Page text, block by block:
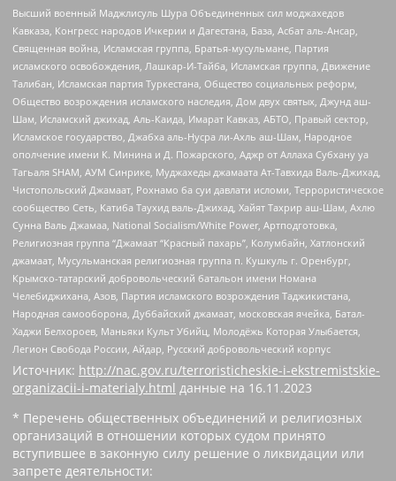
Высший военный Маджлисуль Шура Объединенных сил моджахедов
Кавказа, Конгресс народов Ичкерии и Дагестана, База, Асбат аль-Ансар,
Священная война, Исламская группа, Братья-мусульмане, Партия
исламского освобождения, Лашкар-И-Тайба, Исламская группа, Движение
Талибан, Исламская партия Туркестана, Общество социальных реформ,
Общество возрождения исламского наследия, Дом двух святых, Джунд аш-
Шам, Исламский джихад, Аль-Каида, Имарат Кавказ, АБТО, Правый сектор,
Исламское государство, Джабха аль-Нусра ли-Ахль аш-Шам, Народное
ополчение имени К. Минина и Д. Пожарского, Аджр от Аллаха Субхану уа
Тагьаля SHAM, АУМ Синрике, Муджахеды джамаата Ат-Тавхида Валь-Джихад,
Чистопольский Джамаат, Рохнамо ба суи давлати исломи, Террористическое
сообщество Сеть, Катиба Таухид валь-Джихад, Хайят Тахрир аш-Шам, Ахлю
Сунна Валь Джамаа, National Socialism/White Power, Артподготовка,
Религиозная группа “Джамаат “Красный пахарь”, Колумбайн, Хатлонский
джамаат, Мусульманская религиозная группа п. Кушкуль г. Оренбург,
Крымско-татарский добровольческий батальон имени Номана
Челебиджихана, Азов, Партия исламского возрождения Таджикистана,
Народная самооборона, Дуббайский джамаат, московская ячейка, Батал-
Хаджи Белхороев, Маньяки Культ Убийц, Молодёжь Которая Улыбается,
Легион Свобода России, Айдар, Русский добровольческий корпус
Источник: http://nac.gov.ru/terroristicheskie-i-ekstremistskie-
organizacii-i-materialy.html данные на 16.11.2023
* Перечень общественных объединений и религиозных
организаций в отношении которых судом принято
вступившее в законную силу решение о ликвидации или
запрете деятельности: